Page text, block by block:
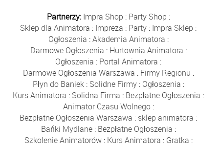
Partnerzy: Impra Shop : Party Shop :
Sklep dla Animatora : Impreza : Party : Impra Sklep :
Ogłoszenia :Akademia Animatora :
Darmowe Ogłoszenia : Hurtownia Animatora :
Ogłoszenia : Portal Animatora :
Darmowe Ogłoszenia Warszawa : Firmy Regionu :
Płyn do Baniek: Solidne Firmy: Ogłoszenia :
Kurs Animatora : Solidna Firma : Bezpłatne Ogłoszenia :
Animator Czasu Wolnego:
Bezpłatne Ogłoszenia Warszawa : sklep animatora :
Bańki Mydlane: Bezpłatne Ogłoszenia :
Szkolenie Animatorów: Kurs Animatora : Gratka :